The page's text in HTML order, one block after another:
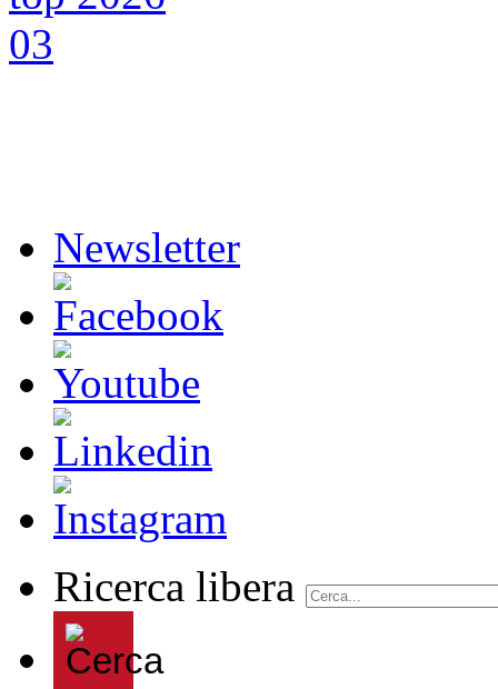
Newsletter
Ricerca libera